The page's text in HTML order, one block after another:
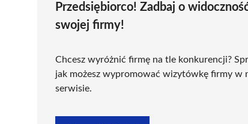
Przedsiębiorco! Zadbaj o
swojej firmy!
Chcesz wyróżnić firmę na tle konkurencji?
jak możesz wypromować wizytówkę firmy w
serwisie.